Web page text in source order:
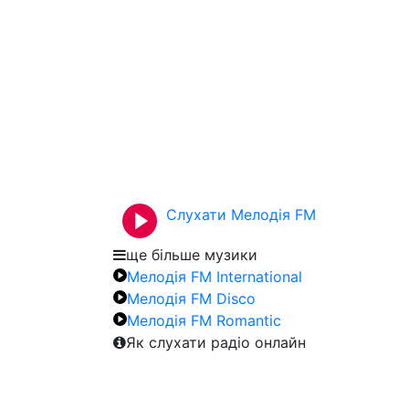
Слухати Мелодія FM
ще більше музики
Мелодія FM International
Мелодія FM Disco
Мелодія FM Romantic
Як слухати радіо онлайн